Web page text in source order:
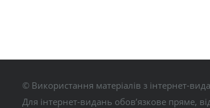
© Використання матеріалів з інтернет-
Для інтернет-видань обов’язкове пряме,